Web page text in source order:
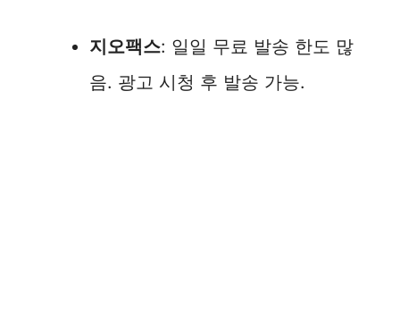
d
e
지오팩스: 일일 무료 발송 한도 많
음. 광고 시청 후 발송 가능.